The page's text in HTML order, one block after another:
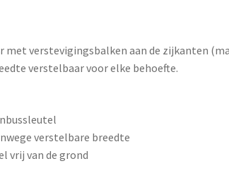
t
met verstevigingsbalken aan de zijkanten
verstelbaar voor elke behoefte.
verstelbare breedte
vrij van de grond